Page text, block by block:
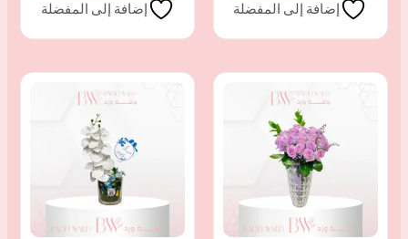
إضافة إلى المفضلة إضافة إلى المفضلة